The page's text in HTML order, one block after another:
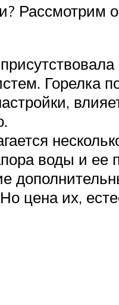
Горелка
воды и ее
их,